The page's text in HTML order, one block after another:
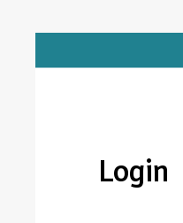
Login